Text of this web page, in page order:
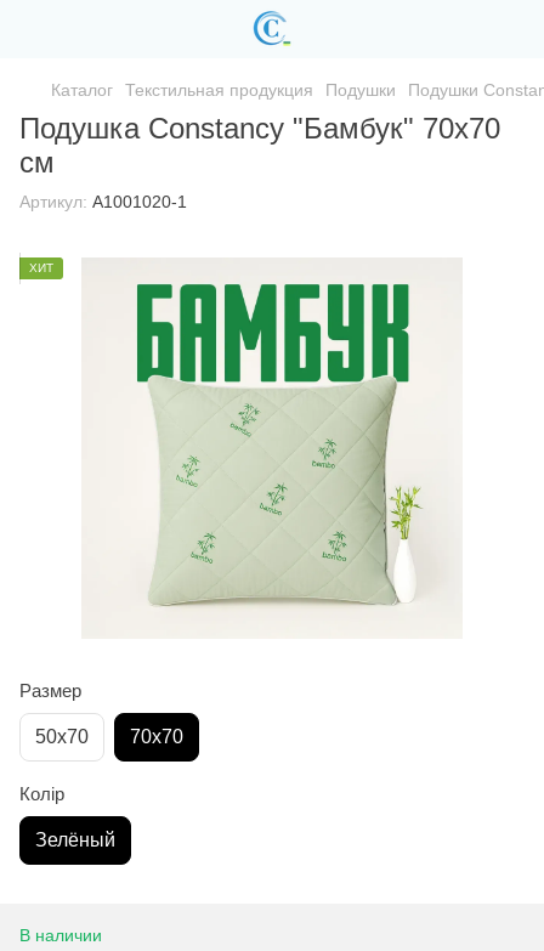
Каталог Текстильная продукция Подушки Подушки
Подушка Constancy "Бамбук" 70x70
см
Артикул: A1001020-1
ХИТ
Размер
50х70 70х70
Колір
Зелёный
В наличии